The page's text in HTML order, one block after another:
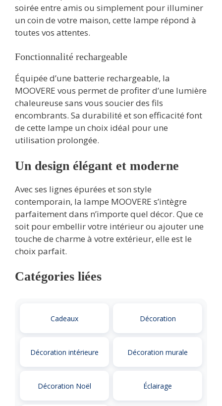
soirée entre amis ou simplement pour illuminer
un coin de votre maison, cette lampe répond à
toutes vos attentes.
Fonctionnalité rechargeable
Équipée d’une batterie rechargeable, la
MOOVERE vous permet de profiter d’une lumière
chaleureuse sans vous soucier des fils
encombrants. Sa durabilité et son efficacité font
de cette lampe un choix idéal pour une
utilisation prolongée.
Un design élégant et moderne
Avec ses lignes épurées et son style
contemporain, la lampe MOOVERE s’intègre
parfaitement dans n’importe quel décor. Que ce
soit pour embellir votre intérieur ou ajouter une
touche de charme à votre extérieur, elle est le
choix parfait.
Catégories liées
Cadeaux Décoration
Décoration intérieure Décoration murale
Décoration Noël Éclairage